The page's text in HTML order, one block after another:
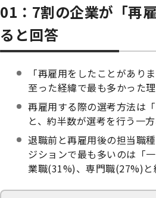
01：7割の企業が「再
ると回答
「再雇用をしたことがあり
至った経緯で最も多かった
再雇用する際の選考方法は
と、約半数が選考を行う一
退職前と再雇用後の担当職
ジションで最も多いのは「
業職(31%)、専門職(27%)と